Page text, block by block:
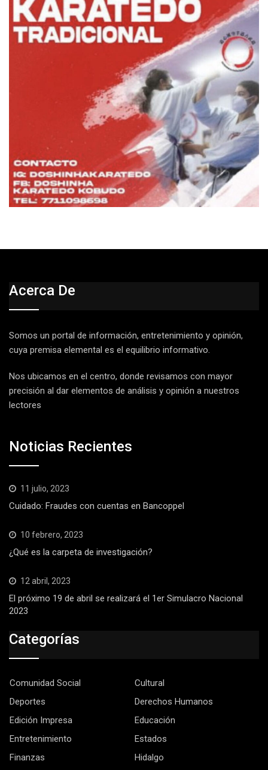
Acerca De
Somos un portal de información, entretenimiento y opinión,
cuya premisa elemental es el equilibrio informativo.
Nos ubicamos en el centro, donde revisamos con mayor
precisión al dar elementos de análisis y opinión a nuestros
lectores
Noticias Recientes
11 julio, 2023
Cuidado: Fraudes con cuentas en Bancoppel
10 febrero, 2023
¿Qué es la carpeta de investigación?
12 abril, 2023
El próximo 19 de abril se realizará el 1er Simulacro Nacional
2023
Categorías
Comunidad Social
Cultural
Deportes
Derechos Humanos
Edición Impresa
Educación
Entretenimiento
Estados
Finanzas
Hidalgo